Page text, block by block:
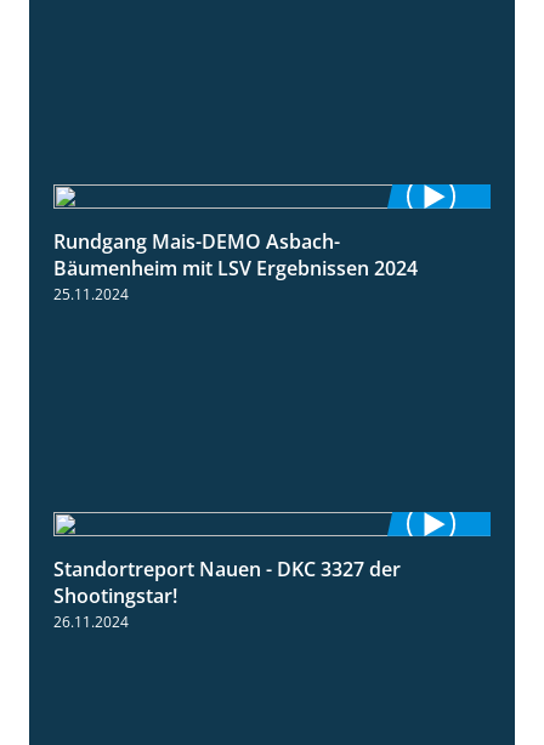
Rundgang Mais-DEMO Asbach-
Bäumenheim mit LSV Ergebnissen 2024
25.11.2024
Standortreport Nauen - DKC 3327 der
Shootingstar!
26.11.2024